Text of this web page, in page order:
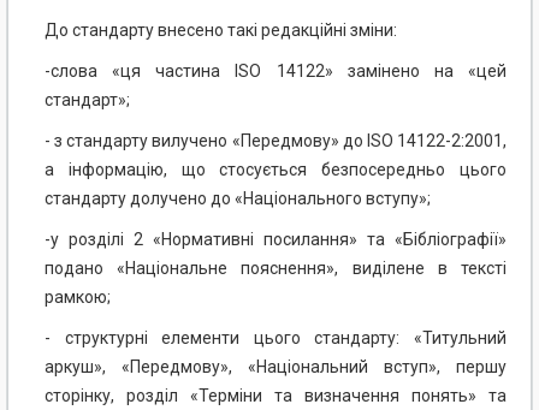
До стандарту внесено такі редакційні зміни:
-слова «ця частина ISO 14122» замінено на «цей
стандарт»;
-з стандарту вилучено «Передмову» до ISO 14122-2:2001,
а інформацію, що стосується безпосередньо цього
стандарту долучено до «Національного вступу»;
-у розділі 2 «Нормативні посилання» та «Бібліографії»
подано «Національне пояснення», виділене в тексті
рамкою;
- структурні елементи цього стандарту: «Титульний
аркуш», «Передмову», «Національний вступ», першу
сторінку, розділ «Терміни та визначення понять» та